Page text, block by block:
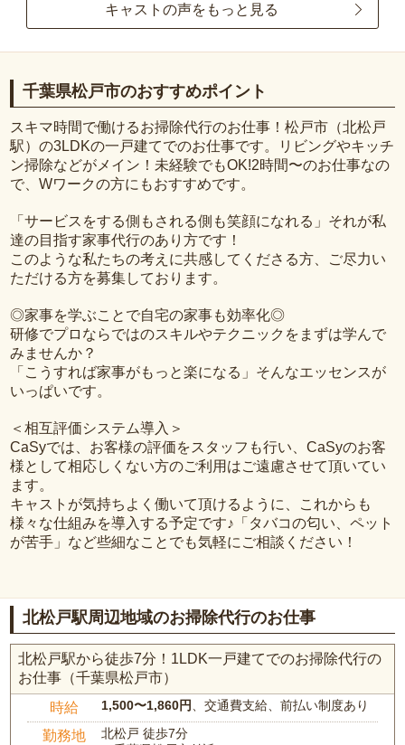
キャストの声をもっと見る
千葉県松戸市のおすすめポイント
スキマ時間で働けるお掃除代行のお仕事！松戸市（北松戸
駅）の3LDKの一戸建てでのお仕事です。リビングやキッチ
ン掃除などがメイン！未経験でもOK!2時間〜のお仕事なの
で、Wワークの方にもおすすめです。
「サービスをする側もされる側も笑顔になれる」それが私
達の目指す家事代行のあり方です！
このような私たちの考えに共感してくださる方、ご尽力い
ただける方を募集しております。
◎家事を学ぶことで自宅の家事も効率化◎
研修でプロならではのスキルやテクニックをまずは学んで
みませんか？
「こうすれば家事がもっと楽になる」そんなエッセンスが
いっぱいです。
＜相互評価システム導入＞
CaSyでは、お客様の評価をスタッフも行い、CaSyのお客
様として相応しくない方のご利用はご遠慮させて頂いてい
ます。
キャストが気持ちよく働いて頂けるように、これからも
様々な仕組みを導入する予定です♪「タバコの匂い、ペット
が苦手」など些細なことでも気軽にご相談ください！
北松戸駅周辺地域のお掃除代行のお仕事
北松戸駅から徒歩7分！1LDK一戸建てでのお掃除代行の
お仕事（千葉県松戸市）
時給 1,500〜1,860円、交通費支給、前払い制度あり
勤務地
北松戸 徒歩7分